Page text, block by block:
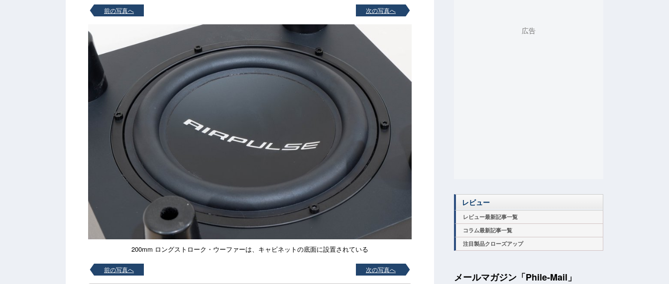
前の写真へ 次の写真へ
200mm ロングストローク・ウーファーは、キャビネットの底面に設置されている
前の写真へ 次の写真へ
レビュー
レビュー最新記事一覧
コラム最新記事一覧
注目製品クローズアップ
メールマガジン「Phile-Mail」